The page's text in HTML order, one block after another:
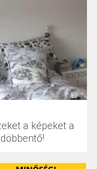
a képeket a